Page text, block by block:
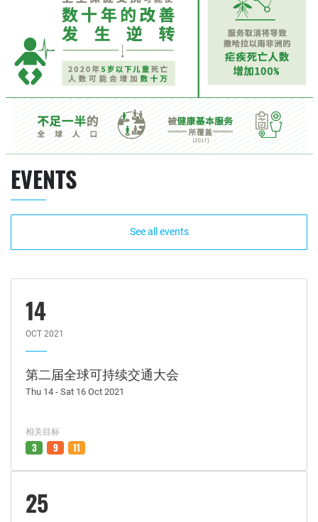
EVENTS
See all events
14
OCT 2021
第二届全球可持续交通大会
Thu 14 - Sat 16 Oct 2021
相关目标
3 9 11
25